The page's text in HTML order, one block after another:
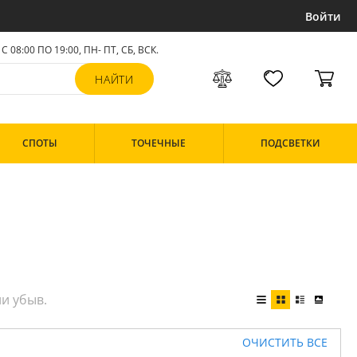
Войти
С 08:00 ПО 19:00, ПН- ПТ, СБ, ВСК.
СПОТЫ ТОЧЕЧНЫЕ ПОДСВЕТКИ
ОЧИСТИТЬ ВСЕ